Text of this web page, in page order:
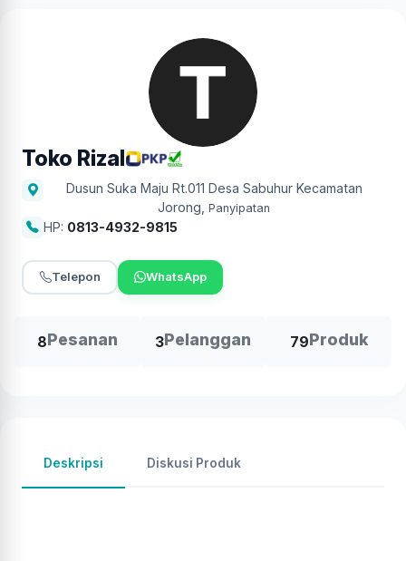
Toko Rizal
Dusun Suka Maju Rt.011 Desa Sabuhur Kecamatan
Jorong Panyipatan
HP: 0813-4932-9815
Telepon WhatsApp
8Pesanan 3Pelanggan 79Produk
Deskripsi Diskusi Produk